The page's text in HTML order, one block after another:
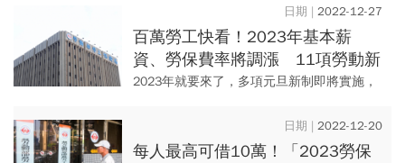
還給人民」，有人支持發現金、發支票，有
人認為應該印N倍券，中...
2022-12-27
百萬勞工快看！2023年基本薪
資、勞保費率將調漲 11項勞動新
制攸關「你的荷包」
2023年就要來了，多項元旦新制即將實施，
漲」、「勞保費率調整」等項目，一起來看
看明年哪些新制會影響你...
2022-12-20
每人最高可借10萬！「2023勞保